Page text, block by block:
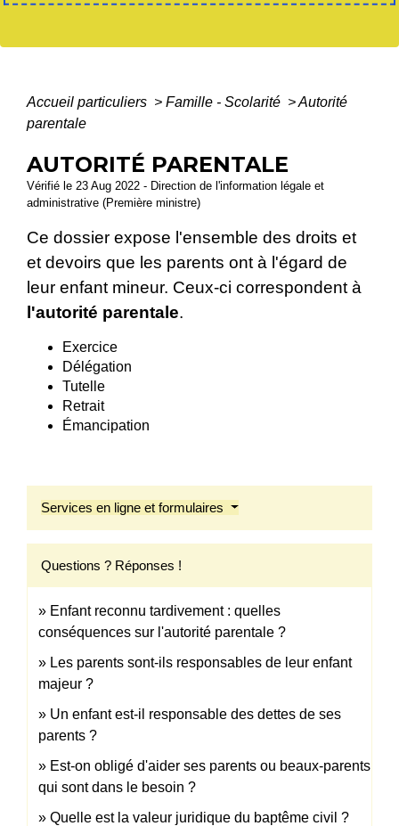
Accueil particuliers > Famille - Scolarité >Autorité
parentale
AUTORITÉ PARENTALE
Vérifié le 23 Aug 2022 - Direction de l'information légale et
administrative (Première ministre)
Ce dossier expose l'ensemble des droits et
et devoirs que les parents ont à l'égard de
leur enfant mineur. Ceux-ci correspondent à
l'autorité parentale.
Exercice
Délégation
Tutelle
Retrait
Émancipation
Services en ligne et formulaires
Questions ? Réponses !
Enfant reconnu tardivement : quelles
conséquences sur l'autorité parentale ?
Les parents sont-ils responsables de leur enfant
majeur ?
Un enfant est-il responsable des dettes de ses
parents ?
Est-on obligé d'aider ses parents ou beaux-parents
qui sont dans le besoin ?
Quelle est la valeur juridique du baptême civil ?